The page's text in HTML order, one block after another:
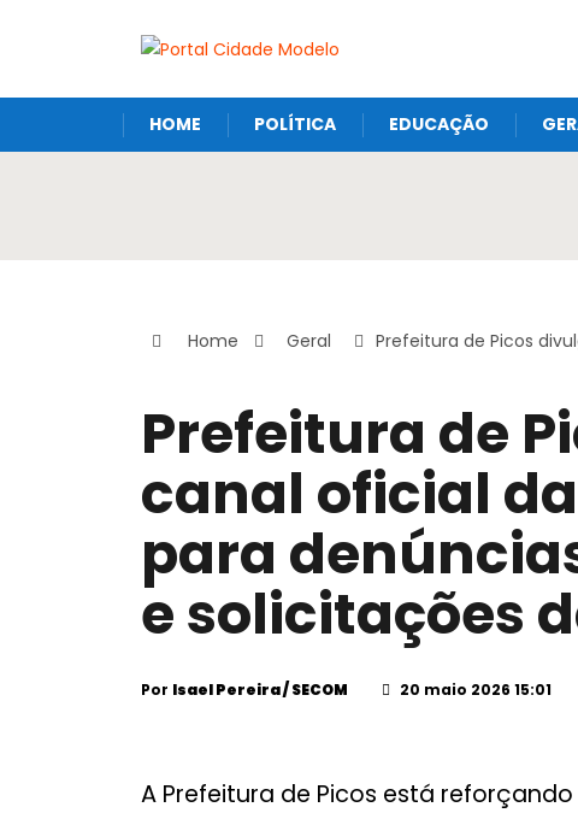
HOME POLÍTICA EDUCAÇÃO
Home Geral Prefeitura de Picos
Prefeitura de
canal oficial
para
e solicitações
Por Isael Pereira / SECOM 20 maio 2026 15:01
A Prefeitura de Picos está